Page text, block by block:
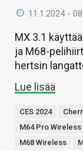
11.1.2024 -
MX 3.1
ja M68-
hertsin
Lue lisää
CES 2024
M64 Pro Wireless
M68 Wireless